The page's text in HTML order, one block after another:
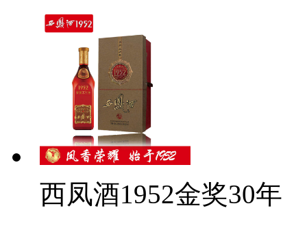
西凤酒1952金奖30年